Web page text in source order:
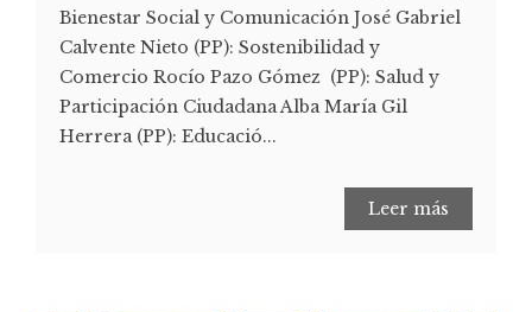
Bienestar Social y Comunicación José Gabriel
Calvente Nieto (PP): Sostenibilidad y
Comercio Rocío Pazo Gómez (PP): Salud y
Participación Ciudadana Alba María Gil
Herrera (PP): Educació...
Leer más